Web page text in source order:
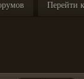
Перейти